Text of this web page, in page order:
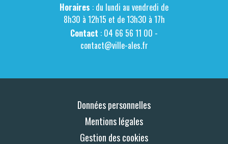
Horaires : du lundi au vendredi de
8h30 à 12h15 et de 13h30 à 17h
Contact : 04 66 56 11 00 -
contact@ville-ales.fr
Données personnelles
Mentions légales
Gestion des cookies